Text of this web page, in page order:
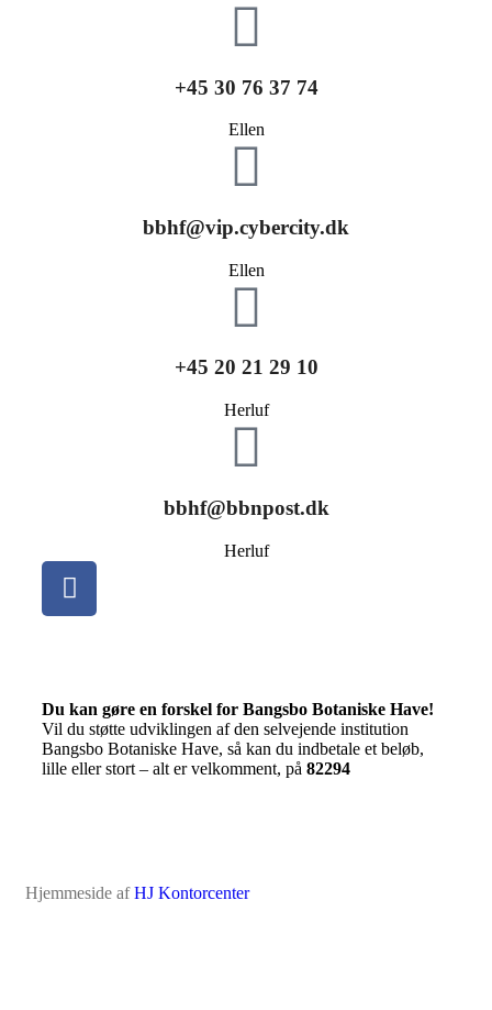
+45 30 76 37 74
Ellen
bbhf@vip.cybercity.dk
Ellen
+45 20 21 29 10
Herluf
bbhf@bbnpost.dk
Herluf
Du kan gøre en forskel for Bangsbo Botaniske Have!
Vil du støtte udviklingen af den selvejende institution
Bangsbo Botaniske Have, så kan du indbetale et beløb,
lille eller stort – alt er velkomment, på 82294
Hjemmeside afHJ Kontorcenter